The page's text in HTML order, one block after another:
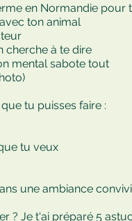
en Normandie pour
ton animal
cherche à te dire
mental sabote tout
tu puisses faire :
tu veux
une ambiance
? Je t'ai préparé 5